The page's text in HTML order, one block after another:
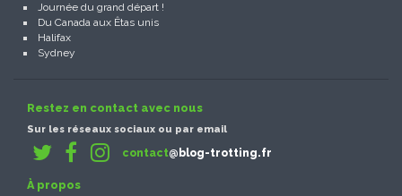
Journée du grand départ !
Du Canada aux Êtas unis
Halifax
Sydney
Restez en contact avec nous
Sur les réseaux sociaux ou par email
contact@blog-trotting.fr
À propos